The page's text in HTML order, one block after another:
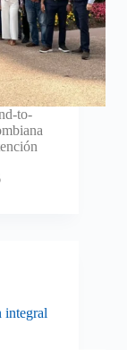
to-
integral